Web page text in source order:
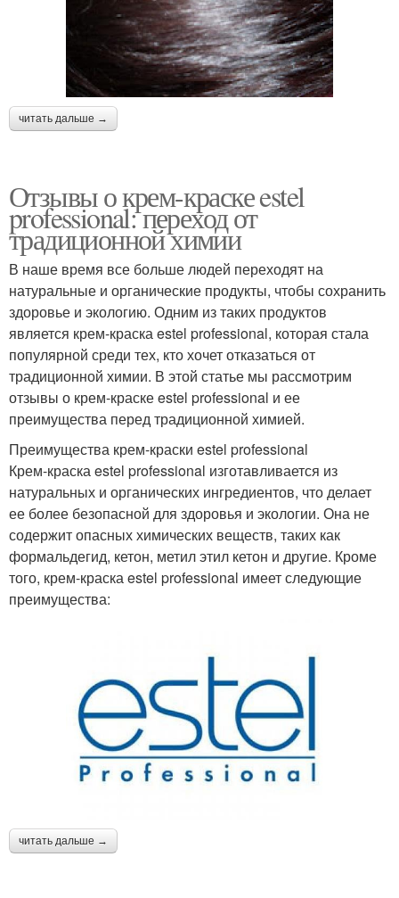
читать дальше →
Отзывы о крем-краске estel
professional: переход от
традиционной химии
В наше время все больше людей переходят на
натуральные и органические продукты, чтобы сохранить
здоровье и экологию. Одним из таких продуктов
является крем-краска estel professional, которая стала
популярной среди тех, кто хочет отказаться от
традиционной химии. В этой статье мы рассмотрим
отзывы о крем-краске estel professional и ее
преимущества перед традиционной химией.
Преимущества крем-краски estel professional
Крем-краска estel professional изготавливается из
натуральных и органических ингредиентов, что делает
ее более безопасной для здоровья и экологии. Она не
содержит опасных химических веществ, таких как
формальдегид, кетон, метил этил кетон и другие. Кроме
того, крем-краска estel professional имеет следующие
преимущества:
читать дальше →